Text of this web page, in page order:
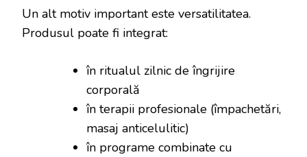
Un alt motiv important este versatilitatea.
Produsul poate fi integrat:
în ritualul zilnic de îngrijire
corporală
în terapii profesionale (împachetări,
masaj anticelulitic)
în programe combinate cu